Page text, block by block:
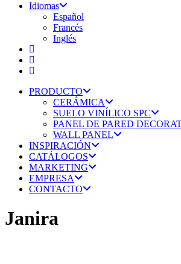
Idiomas
Español
Francés
Inglés
PRODUCTO
CERÁMICA
SUELO VINÍLICO SPC
PANEL DE PARED
WALL PANEL
INSPIRACIÓN
CATÁLOGOS
MARKETING
EMPRESA
CONTACTO
Janira